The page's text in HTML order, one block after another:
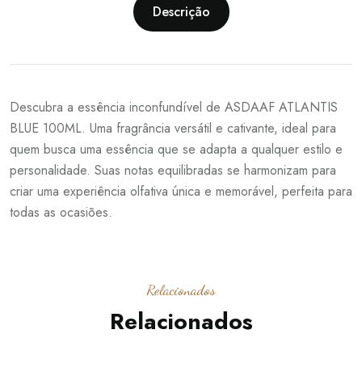
Descrição
Descubra a essência inconfundível de ASDAAF ATLANTIS
BLUE 100ML. Uma fragrância versátil e cativante, ideal para
quem busca uma essência que se adapta a qualquer estilo e
personalidade. Suas notas equilibradas se harmonizam para
criar uma experiência olfativa única e memorável, perfeita para
todas as ocasiões.
Relacionados
Relacionados